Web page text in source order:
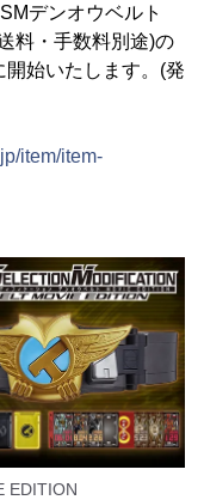
デンオウベルト
料・手数料別途)の
始いたします。(発
item/item-
EDITION